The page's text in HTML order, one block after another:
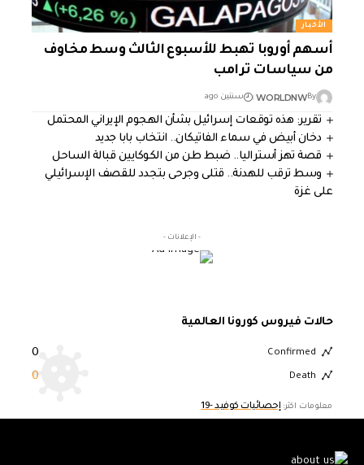
الأخبار
أسهم أوروبا تهبط للأسبوع الثالث وسط مخاوف
من سياسات ترامب
By
WORLDNW سنتين ago
تقرير: هذه توقعات إسرائيل بشأن الهجوم الإيراني المحتمل
دخان أبيض في سماء الفاتيكان.. انتخاب بابا جديد
قصة تهز أستراليا.. ضبط طن من الكوكايين قبالة الساحل
وسط ترقب للهدنة.. قتلى وجرحى بتجدد للقصف الإسرائيلي
على غزة
- الإعلانات -
حالات فيروس كورونا العالمية
Confirmed
0
Death
0
معلومات اكثر: إحصائيات كوفيد -19